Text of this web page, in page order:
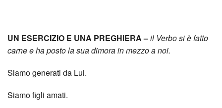
UN ESERCIZIO E UNA PREGHIERA –il Verbo si è fatto
carne e ha posto la sua dimora in mezzo a noi.
Siamo generati da Lui.
Siamo figli amati.